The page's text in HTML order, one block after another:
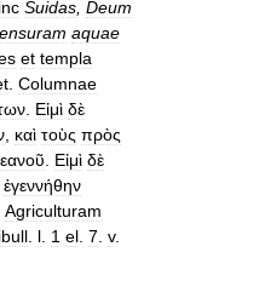
Suidas Deum
aquae
et templa
Columnae
Εἰμὶ δὲ
καὶ τοὺς πρὸς
Εἰμὶ δὲ
ἐγεννήθην
Agriculturam
l 1 el 7 v.